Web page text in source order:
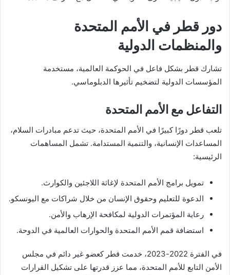
دور قطر في الأمم المتحدة
والمنظمات الدولية
تشارك قطر بشكل فاعل في الحوكمة العالمية، مستخدمة
المؤسسات الدولية لتضخيم تأثيرها الدبلوماسي.
التفاعل مع الأمم المتحدة
تلعب قطر دورًا كبيرًا في الأمم المتحدة، حيث تدعم مبادرات السلام،
المساعدات الإنسانية، والتنمية المستدامة. تشمل المساهمات
الرئيسية:
تمويل برامج الأمم المتحدة لإغاثة اللاجئين والكوارث.
الدعوة للتعليم وحقوق الإنسان من خلال شراكات مع اليونسكو.
رعاية المؤتمرات الدولية لمكافحة الإرهاب والأمن.
استضافة قمم الأمم المتحدة والحوارات العالمية في الدوحة.
في الفترة 2022-2023، خدمت قطر كعضو غير دائم في مجلس
الأمن التابع للأمم المتحدة، مما عزز قدرتها على تشكيل القرارات